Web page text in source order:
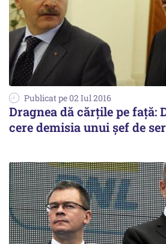
Publicat pe 02 Iul 2016
Dragnea dă cărțile pe față:
cere demisia unui șef de